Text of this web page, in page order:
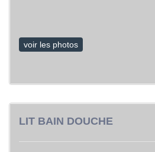
voir les photos
LIT BAIN DOUCHE